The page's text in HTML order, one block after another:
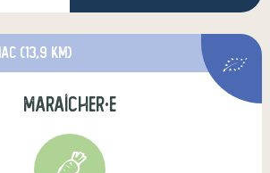
(13,9 km)
maraîcher·e